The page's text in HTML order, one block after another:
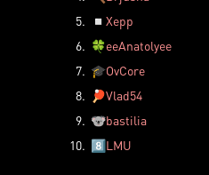
5.
◽ Xepp
6. 🍀eeAnatolyee
7. 🎓OvCore
8.
🏓Vlad54
9. 🐨bastilia
10. 8️⃣LMU